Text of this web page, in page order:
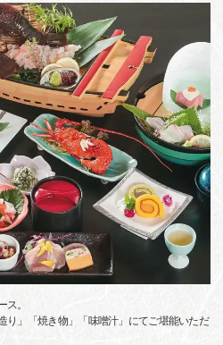
。
り」「焼き物」「味噌汁」にてご堪能いただ